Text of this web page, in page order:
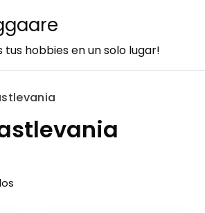
tus hobbies en un solo lugar!